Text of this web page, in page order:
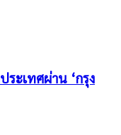
ระเทศผ่าน ‘กรุง